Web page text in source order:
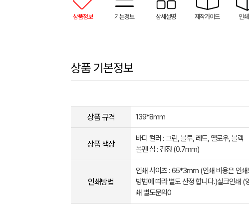
상품정보 기본정보 상세설명 제작가이드 인
상품 기본정보
상품 규격 139*8mm
상품 색상
바디 컬러 : 그린, 블루, 레드, 옐로우, 블랙
볼펜 심 : 검정 (0.7mm)
인쇄방법
인쇄 사이즈 : 65*3mm (인쇄 비용은 인쇄
방법에 따라 별도 산정 합니다.)실크인쇄 (
쇄 별도문의0